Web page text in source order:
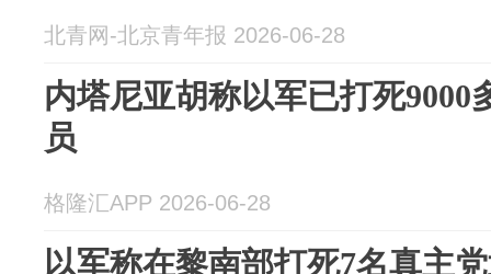
北青网-北京青年报 2026-06-28
内塔尼亚胡称以军已打死9000
员
格隆汇APP 2026-06-28
以军称在黎南部打死7名真主